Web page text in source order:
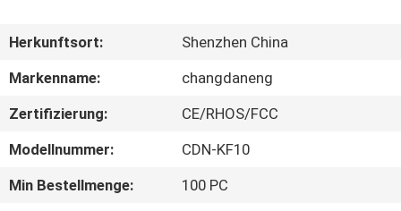
UNS
TOUR
QUALITÄTSKONTROLLE
Herkunftsort:
Shenzhen China
Markenname:
changdaneng
Zertifizierung:
CE/RHOS/FCC
Modellnummer:
CDN-KF10
Min Bestellmenge:
100 PC